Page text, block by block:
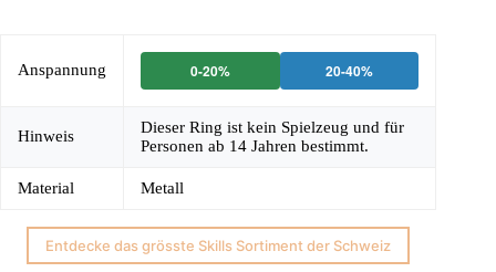
Anspannung 0-20% 20-40%
Hinweis
Dieser Ring ist kein Spielzeug und für
Personen ab 14 Jahren bestimmt.
Material Metall
Entdecke das grösste Skills Sortiment der Schweiz